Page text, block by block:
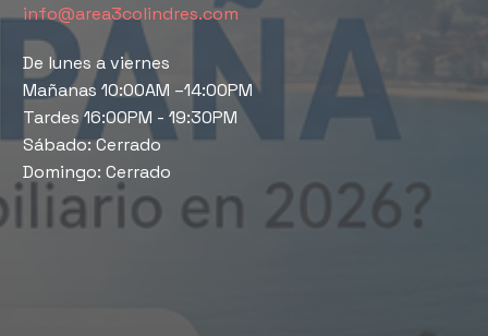
info@area3colindres.com
De lunes a viernes
Mañanas 10:00AM –14:00PM
Tardes 16:00PM - 19:30PM
Sábado: Cerrado
Domingo: Cerrado